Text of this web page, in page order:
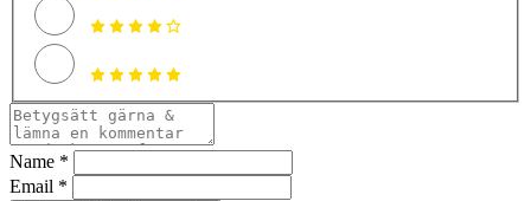
Name *
Email *